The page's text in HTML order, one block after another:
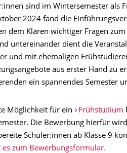
sind im Wintersemester als
2024 fand die
dem Klären wichtiger Fragen
untereinander dient die
und mit ehemaligen
aus erster Hand zu
ein spannendes Semester
Möglichkeit für ein Frühstudium
Die Bewerbung hierfür
Schüler:innen ab Klasse 9
es zum Bewerbungsformular.